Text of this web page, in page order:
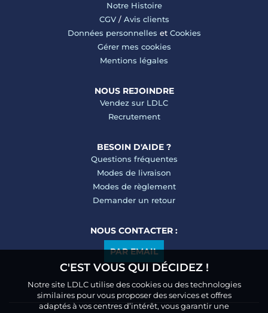
Notre Histoire
CGV/ Avis clients
Données personnelles et Cookies
Gérer mes cookies
Mentions légales
NOUS REJOINDRE
Vendez sur LDLC
Recrutement
BESOIN D'AIDE ?
Questions fréquentes
Modes de livraison
Modes de règlement
Demander un retour
NOUS CONTACTER :
PAR EMAIL
C'EST VOUS QUI DÉCIDEZ !
Notre site LDLC utilise des cookies ou des technologies
similaires pour vous proposer des services et offres
adaptés à vos centres d’intérêt, vous garantir une